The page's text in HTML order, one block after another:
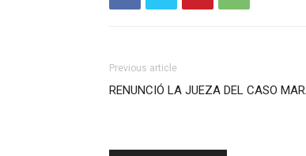
Previous article
RENUNCIÓ LA JUEZA DEL CASO